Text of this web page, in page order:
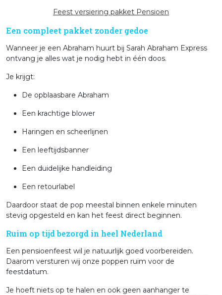
Feest versiering pakket Pensioen
Een compleet pakket zonder gedoe
Wanneer je een Abraham huurt bij Sarah Abraham Express
ontvang je alles wat je nodig hebt in één doos.
Je krijgt:
De opblaasbare Abraham
Een krachtige blower
Haringen en scheerlijnen
Een leeftijdsbanner
Een duidelijke handleiding
Een retourlabel
Daardoor staat de pop meestal binnen enkele minuten
stevig opgesteld en kan het feest direct beginnen.
Ruim op tijd bezorgd in heel Nederland
Een pensioenfeest wil je natuurlijk goed voorbereiden.
Daarom versturen wij onze poppen ruim voor de
feestdatum.
Je hoeft niets op te halen en ook geen aanhanger te